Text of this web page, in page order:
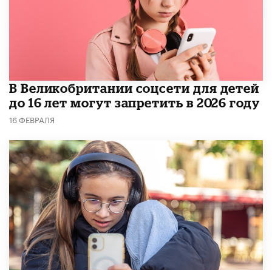
В Великобритании соцсети для детей
до 16 лет могут запретить в 2026 году
16 ФЕВРАЛЯ